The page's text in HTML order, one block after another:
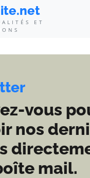
-
ET
vous
nos
mail.